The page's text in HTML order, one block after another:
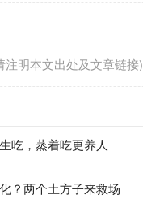
注明本文出处及文章链接)
吃，蒸着吃更养人
？两个土方子来救场